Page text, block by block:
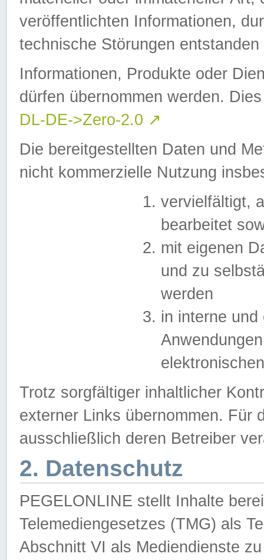
veröffentlichten Informationen,
technische Störungen
Informationen, Produkte oder
dürfen übernommen werden.
DL-DE->Zero-2.0 ↗
Die bereitgestellten Daten und
nicht kommerzielle Nutzung
vervielfältigt,
bearbeitet
mit eigenen
und zu
werden
in interne
Trotz sorgfältiger inhaltlicher
externer Links übernommen. Für
ausschließlich deren Betreiber
2. Datenschutz
PEGELONLINE stellt Inhalte
Telemediengesetzes (TMG) als
Abschnitt VI als Mediendienste